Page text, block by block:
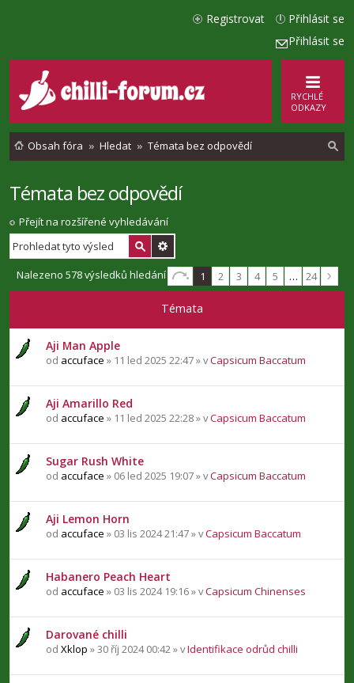
Přihlásit se
Přihlásit se
Registrovat
RYCHLÉ
ODKAZY
Obsah fóra Hledat Témata bez odpovědí
Témata bez odpovědí
Přejít na rozšířené vyhledávání
Nalezeno 578 výsledků hledání 1 2 3 4 5 … 24
Témata
Aji Man Apple
od accuface » 11 led 2025 22:47 » vCapsicum Baccatum
Aji Amarillo Red
od accuface » 11 led 2025 22:28 » vCapsicum Baccatum
Sugar Rush White
od accuface » 06 led 2025 19:07 » vCapsicum Baccatum
Aji Lemon Horn
od accuface » 03 lis 2024 21:47 » vCapsicum Baccatum
Habanero Peach Heart
od accuface » 03 lis 2024 19:16 » vCapsicum Chinenses
Darované chilli
od Xklop » 30 říj 2024 00:42 » vIdentifikace odrůd chilli